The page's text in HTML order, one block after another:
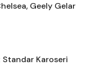
Geely Gelar
Karoseri